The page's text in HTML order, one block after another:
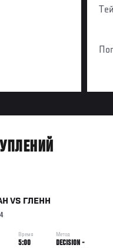
VS ГЛЕНН
Время
5:00
Метод
DECISION -